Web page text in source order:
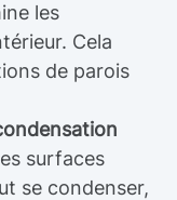
les
Cela
de parois
surfaces
se condenser,